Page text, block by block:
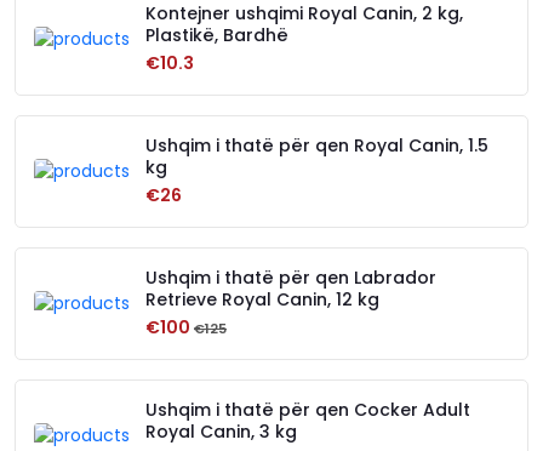
Kontejner ushqimi Royal Canin, 2 kg,
Plastikë, Bardhë
€10.3
Ushqim i thatë për qen Royal Canin, 1.5
kg
€26
Ushqim i thatë për qen Labrador
Retrieve Royal Canin, 12 kg
€100 €125
Ushqim i thatë për qen Cocker Adult
Royal Canin, 3 kg